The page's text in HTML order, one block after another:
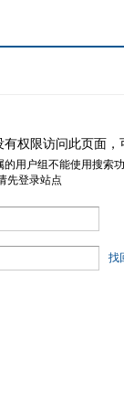
权限访问此页面
的用户组不能使用搜索
先登录站点
找